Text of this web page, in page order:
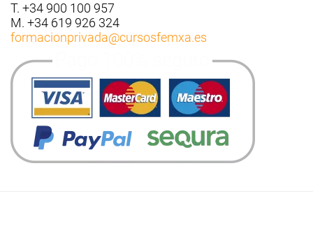
T. +34 900 100 957
M. +34 619 926 324
formacionprivada@cursosfemxa.es